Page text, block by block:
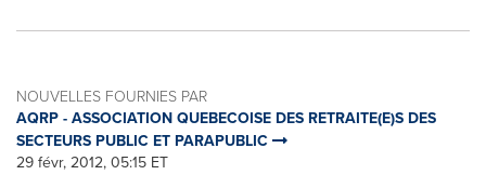
NOUVELLES FOURNIES PAR
AQRP - ASSOCIATION QUEBECOISE DES RETRAITE(E)S DES
SECTEURS PUBLIC ET PARAPUBLIC
29 févr, 2012, 05:15 ET